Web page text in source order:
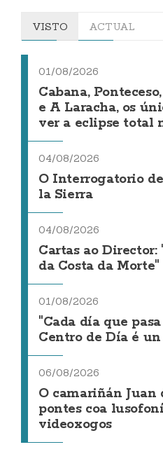
VISTO ACTUAL
01/08/2026
Cabana,
e A Laracha, os
ver a eclipse total
04/08/2026
O Interrogatorio de
la Sierra
04/08/2026
Cartas ao
da Costa da Morte"
01/08/2026
"Cada día que
Centro de Día é
06/08/2026
O camariñán
pontes coa
videoxogos